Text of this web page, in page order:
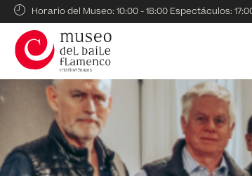
Horario del Museo: 10:00 - 18:00 Espectáculos: